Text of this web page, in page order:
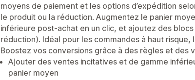
moyens de paiement et les options d’expédition
le produit ou la réduction. Augmentez le panier
inférieure post-achat en un clic, et ajoutez des
réduction). Idéal pour les commandes à haut
Boostez vos conversions grâce à des règles et des
Ajouter des ventes incitatives et de gamme
panier moyen